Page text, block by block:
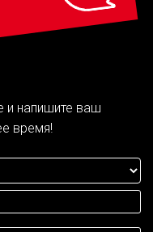
и напишите ваш
время!